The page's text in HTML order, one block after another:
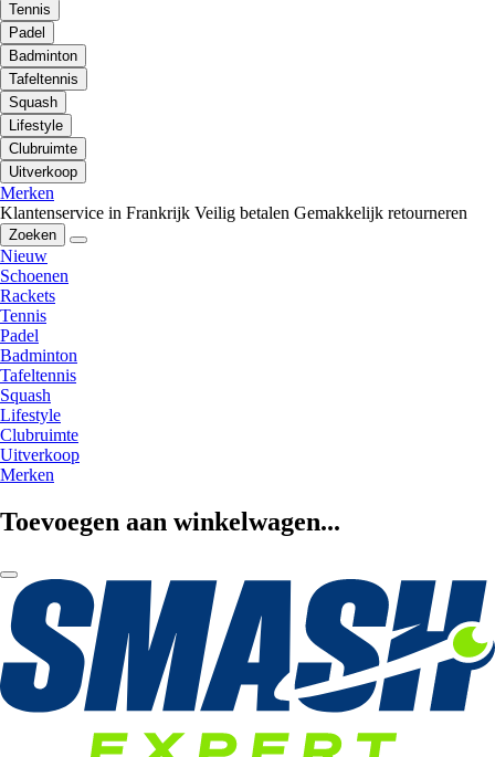
Tennis
Padel
Badminton
Tafeltennis
Squash
Lifestyle
Clubruimte
Uitverkoop
Merken
Klantenservice in Frankrijk Veilig betalen Gemakkelijk retourneren
Zoeken
Nieuw
Schoenen
Rackets
Tennis
Padel
Badminton
Tafeltennis
Squash
Lifestyle
Clubruimte
Uitverkoop
Merken
Toevoegen aan winkelwagen...